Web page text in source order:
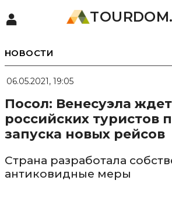
НОВОСТИ
06.05.2021, 19:05
Посол: Венесуэла ждет
российских туристов
запуска новых рейсов
Страна разработала
антиковидные меры